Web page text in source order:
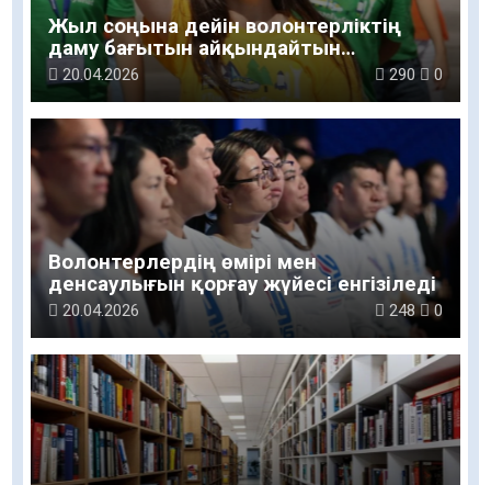
Жыл соңына дейін волонтерліктің
даму бағытын айқындайтын
тұжырымдама әзірленеді
20.04.2026 290 0
Волонтерлердің өмірі мен
денсаулығын қорғау жүйесі енгізіледі
20.04.2026 248 0